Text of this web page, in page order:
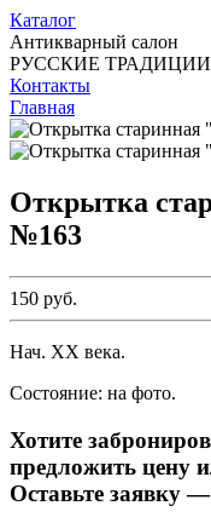
Каталог
Антикварный салон
РУССКИЕ ТРАДИЦИИ
Контакты
Главная
Открытка
№163
150 руб.
Нач. ХХ века.
Состояние: на фото.
Хотите
предложить цену
Оставьте заявку